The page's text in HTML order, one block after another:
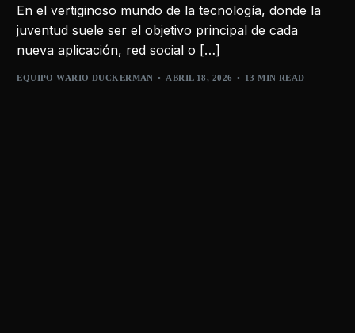
En el vertiginoso mundo de la tecnología, donde la
juventud suele ser el objetivo principal de cada
nueva aplicación, red social o […]
EQUIPO WARIO DUCKERMAN ABRIL 18, 2026 13 MIN READ